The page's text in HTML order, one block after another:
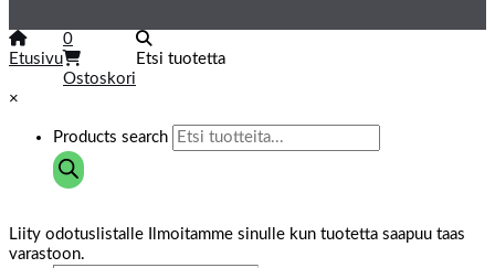
Etusivu
0
Ostoskori
Etsi tuotetta
×
Products search
Liity odotuslistalle
Ilmoitamme sinulle kun tuotetta saapuu taas
varastoon.